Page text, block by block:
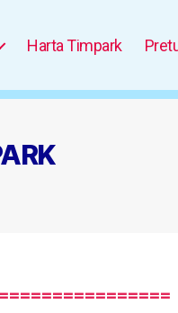
Harta Timpark
==========